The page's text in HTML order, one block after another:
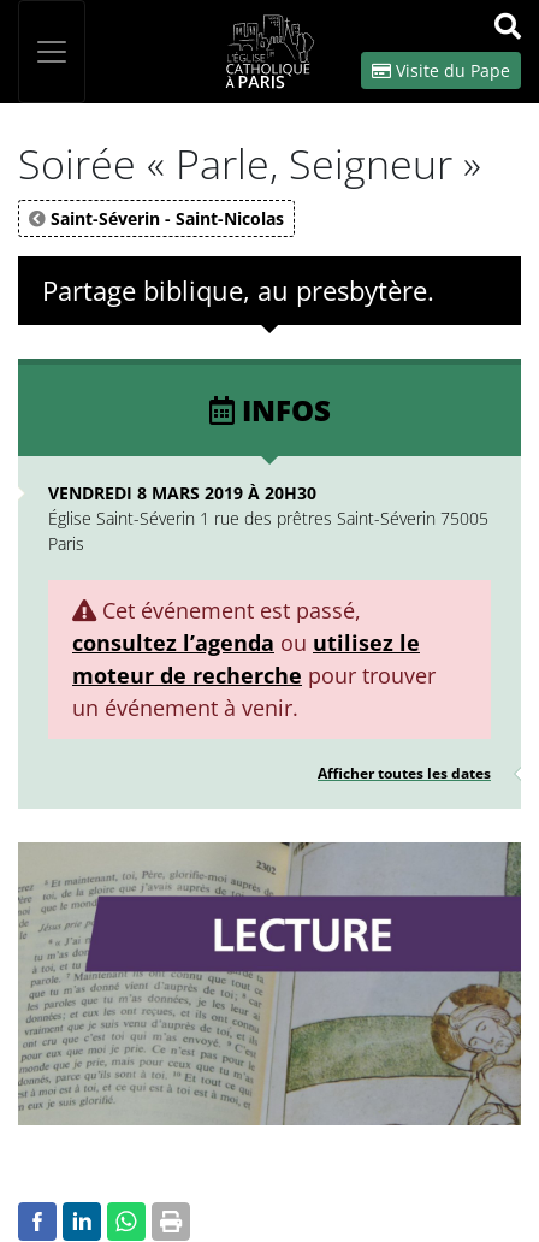
OK
Visite du Pape
Soirée « Parle, Seigneur »
Saint-Séverin - Saint-Nicolas
Partage biblique, au presbytère.
INFOS
VENDREDI 8 MARS 2019 À 20H30
Église Saint-Séverin 1 rue des prêtres Saint-Séverin 75005
Paris
Cet événement est passé,
consultez l’agenda ou utilisez le
moteur de recherche pour trouver
un événement à venir.
Afficher toutes les dates
Panneau de gestion des cookies